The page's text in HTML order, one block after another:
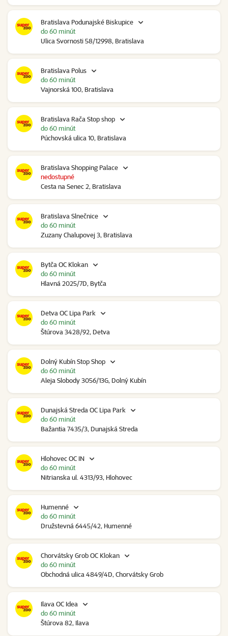
Bratislava Podunajské Biskupice
Ulica Svornosti 58/12998, Bratislava
do 60 minút
Bratislava Polus
Vajnorská 100, Bratislava
do 60 minút
Bratislava Rača Stop shop
Púchovská ulica 10, Bratislava
do 60 minút
Bratislava Shopping Palace
Cesta na Senec 2, Bratislava
nedostupné
Bratislava Slnečnice
Zuzany Chalupovej 3, Bratislava
do 60 minút
Bytča OC Klokan
Hlavná 2025/7D, Bytča
do 60 minút
Detva OC Lipa Park
Štúrova 3428/92, Detva
do 60 minút
Dolný Kubín Stop Shop
Aleja Slobody 3056/13G, Dolný Kubín
do 60 minút
Dunajská Streda OC Lipa Park
Bažantia 7435/3, Dunajská Streda
do 60 minút
Hlohovec OC IN
Nitrianska ul. 4313/93, Hlohovec
do 60 minút
Humenné
Družstevná 6445/42, Humenné
do 60 minút
Chorvátsky Grob OC Klokan
Obchodná ulica 4849/4D, Chorvátsky Grob
do 60 minút
Ilava OC Idea
Štúrova 82, Ilava
do 60 minút